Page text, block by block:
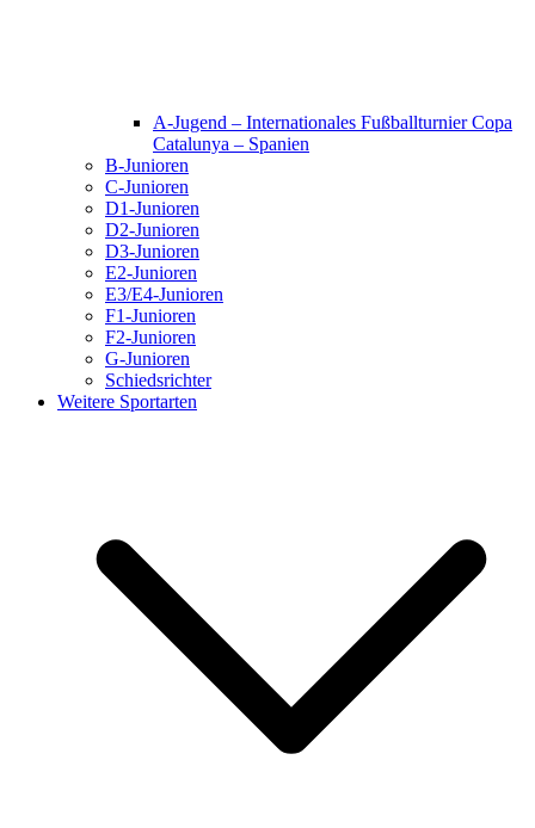
A-Jugend – Internationales Fußballturnier Copa
Catalunya – Spanien
B-Junioren
C-Junioren
D1-Junioren
D2-Junioren
D3-Junioren
E2-Junioren
E3/E4-Junioren
F1-Junioren
F2-Junioren
G-Junioren
Schiedsrichter
Weitere Sportarten